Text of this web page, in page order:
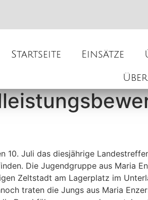
Startseite Einsätze
10. Juli das diesjährige
Die Jugendgruppe aus Maria
Zeltstadt am Lagerplatz im
traten die Jungs aus Maria